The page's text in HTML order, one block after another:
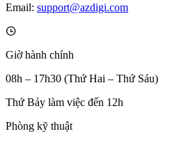
Email: support@azdigi.com
Giờ hành chính
08h – 17h30 (Thứ Hai – Thứ Sáu)
Thứ Bảy làm việc đến 12h
Phòng kỹ thuật